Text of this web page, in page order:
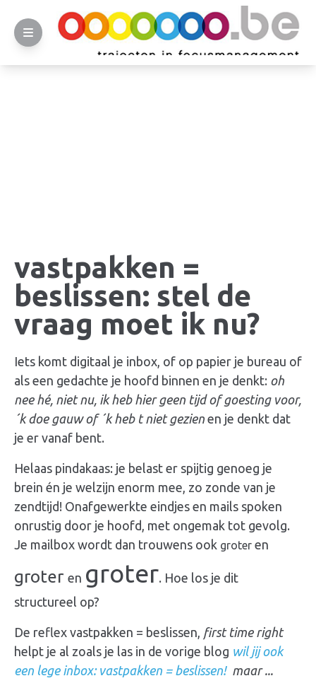
vastpakken =
beslissen: stel de
vraag moet ik nu?
Iets komt digitaal je inbox, of op papier je bureau of
als een gedachte je hoofd binnen en je denkt: oh
nee hé, niet nu, ik heb hier geen tijd of goesting voor,
´k doe gauw of ´k heb t niet gezien en je denkt dat
je er vanaf bent.
Helaas pindakaas: je belast er spijtig genoeg je
brein én je welzijn enorm mee, zo zonde van je
zendtijd! Onafgewerkte eindjes en mails spoken
onrustig door je hoofd, met ongemak tot gevolg.
Je mailbox wordt dan trouwens ook groter en
groter en groter. Hoe los je dit
structureel op?
De reflex vastpakken = beslissen, first time right
helpt je al zoals je las in de vorige blog wil jij ook
een lege inbox: vastpakken = beslissen!maar ...